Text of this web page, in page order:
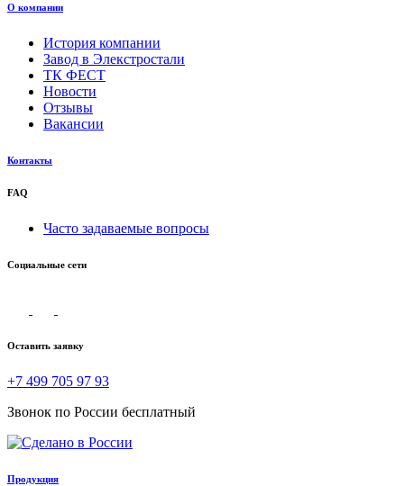
О компании
История компании
Завод в Элекстростали
ТК ФЕСТ
Новости
Отзывы
Вакансии
Контакты
FAQ
Часто задаваемые вопросы
Социальные сети
Оставить заявку
+7 499 705 97 93
Звонок по России бесплатный
Продукция